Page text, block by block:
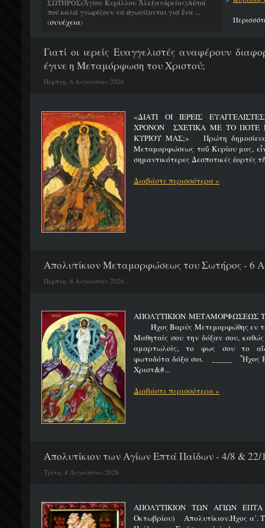
ΣΩΤΗΡΟΣ(Ἁγίου Κυρίλλου Ἀλεξανδρείας)Αὐτοί
πού καλά γνωρίζουν νά ἀγωνίζονται γιά ἕνα ...
(συνέχεια)
Γιατί οι ιερείς Ευαγγελιστές αναφέρουν
έγινε η Μεταμόρφωση του Χριστού;
Πέμπτη, 6 Αυγούστου 2026
«ΔΙΑΤΙ ΟΙ ΙΕΡΕΙΣ
ΧΡΟΝΟΝ ΣΧΕΤΙΚΑ ΜΕ ΤΟ ΠΟΤΕ
ΚΥΡΙΟΥ ΜΑΣ;» Πρώτη
Μεταμορφώσεως τοῦ Κυρίου μας,
σημαντικότερες Δεσποτικές ἑορτές
Διαβάστε περισσότερα »
Απολυτίκιον Μεταμορφώσεως του Σωτήρος - 6
Πέμπτη, 6 Αυγούστου 2026
ΑΠΟΛΥΤΙΚΙΟΝ
Ήχος Βαρύς Μετεμορφώθης εν τω
Μαθηταίς σου την δόξαν σου,
αμαρτωλοίς, το φως σου το
φωτοδότα δόξα σοι. _____ Ἦχος
Χριστ&#...
Διαβάστε περισσότερα »
Απολυτίκιον των Αγίων Επτά Παίδων - 4/8 & 22/
Τρίτη, 4 Αυγούστου 2026
ΑΠΟΛΥΤΙΚΙΟΝ ΤΩΝ ΑΓΙΩΝ ΕΠΤΑ
Οκτωβρίου) Απολυτίκιον.Ήχος α΄.